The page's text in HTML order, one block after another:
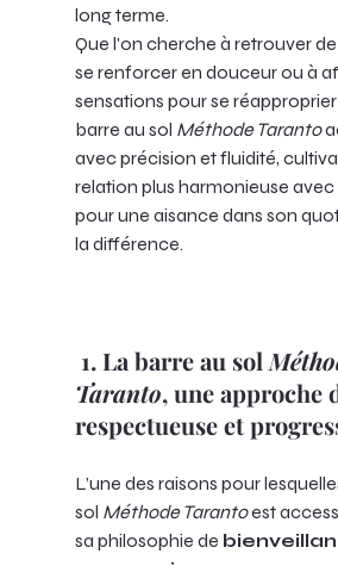
long terme.
Que l'on cherche à retrouver
se renforcer en douceur ou à
sensations pour se
barre au sol Méthode Taranto
avec précision et fluidité,
relation plus harmonieuse
pour une aisance dans son
la différence.
1. La barre au sol
Taranto, une approche
respectueuse et
L’une des raisons pour
sol Méthode Taranto est
sa philosophie de